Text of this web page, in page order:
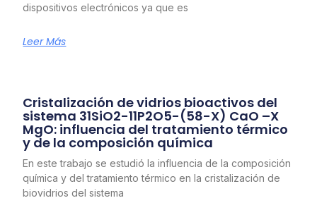
dispositivos electrónicos ya que es
Leer Más
Cristalización de vidrios bioactivos del
sistema 31SiO2-11P2O5-(58-X) CaO –X
MgO: influencia del tratamiento térmico
y de la composición química
En este trabajo se estudió la influencia de la composición
química y del tratamiento térmico en la cristalización de
biovidrios del sistema